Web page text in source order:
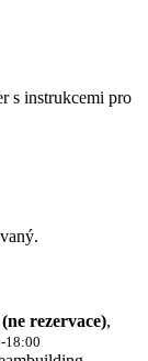
s instrukcemi pro
rezervace),
18:00